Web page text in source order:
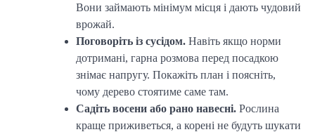
Вони займають мінімум місця і дають чудовий
врожай.
Поговоріть із сусідом. Навіть якщо норми
дотримані, гарна розмова перед посадкою
знімає напругу. Покажіть план і поясніть,
чому дерево стоятиме саме там.
Садіть восени або рано навесні. Рослина
краще приживеться, а корені не будуть шукати